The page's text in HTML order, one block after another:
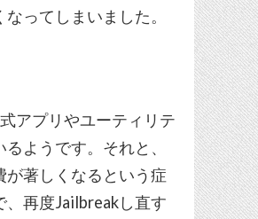
ってしまいました。
アプリやユーティリテ
ようです。それと、
著しくなるという症
再度Jailbreakし直す